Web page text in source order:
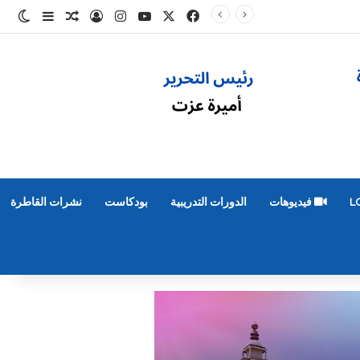
فيسبوك ‫YouTube
انستقرامتسجيل الدخول
مقالإضافة
فيديوهات الدورات التدريبية بودكاست نشرات القاطرة